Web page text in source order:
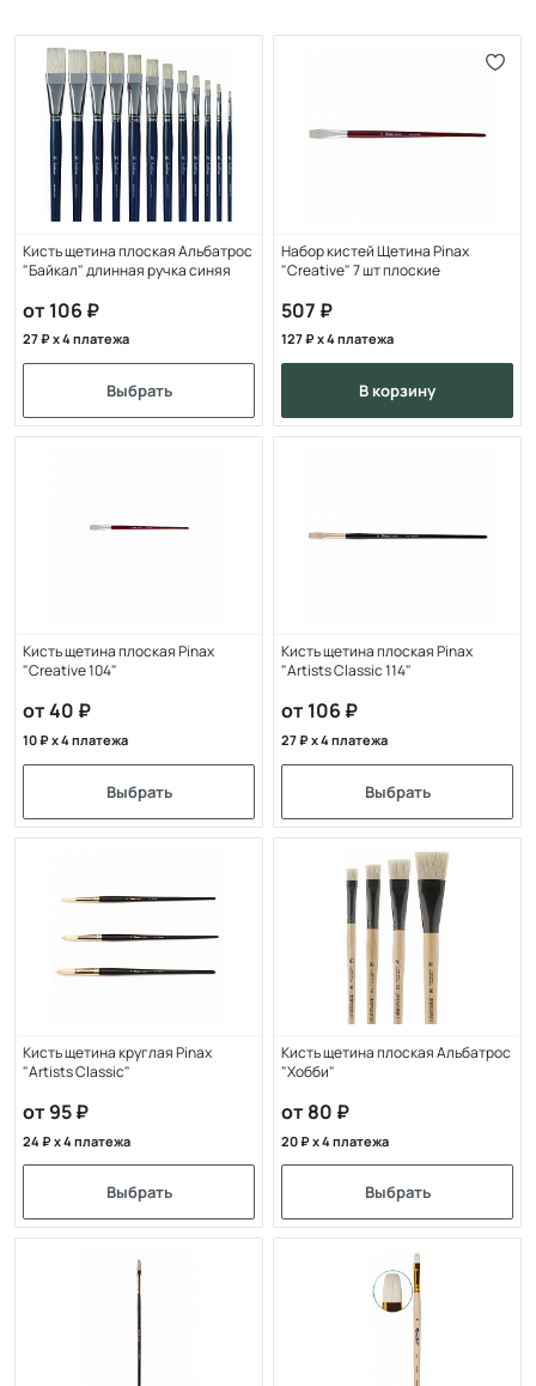
Кисть щетина плоская Альбатрос
"Байкал" длинная ручка синяя
от 106
27 x 4 платежа
Выбрать
Набор кистей Щетина Pinax
"Creative" 7 шт плоские
507
127 x 4 платежа
в корзину
Кисть щетина плоская Pinax
"Creative 104"
от 40
10 x 4 платежа
Выбрать
Кисть щетина плоская Pinax
"Artists Classic 114"
от 106
27 x 4 платежа
Выбрать
Кисть щетина круглая Pinax
"Artists Classic"
от 95
24 x 4 платежа
Выбрать
Кисть щетина плоская Альбатрос
"Хобби"
от 80
20 x 4 платежа
Выбрать